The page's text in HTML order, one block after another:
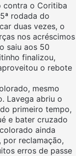
contra o Coritiba
rodada do
duas vezes, o
nos acréscimos
saiu aos 50
finalizou,
o rebote
mesmo
Lavega abriu o
primeiro tempo,
e bater cruzado
ainda
reclamação,
erros de passe